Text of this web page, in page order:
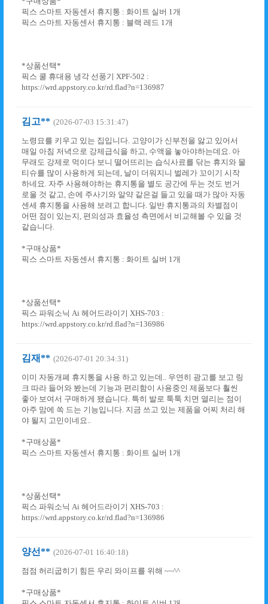
픽스 스마트 자동센서 휴지통 : 화이트 실버 1개
픽스 스마트 자동센서 휴지통 : 블랙 레드 1개
*상품선택*
픽스 쿨 휴대용 냉각 선풍기 XPF-502 :
https://wrd.appstory.co.kr/rd.flad?n=136987
김고** (2026-07-03 15:31:47)
노령묘를 키우고 있는 집입니다. 고양이가 신부전을 앓고 있어서
매일 아침 저녁으로 강제급식을 하고, 수액을 놓아야하는데요. 아
무래도 강제로 먹이다 보니 떨어뜨리는 습식사료를 닦는 휴지와 물
티슈를 많이 사용하게 되는데, 날이 더워지니 벌레가 꼬이기 시작
하네요. 자주 사용해야하는 휴지통을 별도 공간에 두는 것도 번거
로울 것 같고, 손에 주사기와 알약 같은걸 들고 있을 때가 많아 자동
센세 휴지통을 사용해 보려고 합니다. 일반 휴지통과의 차별점이
어떤 점이 있는지, 편의성과 효율성 측면에서 비교해볼 수 있을 것
같습니다.
*구매상품*
픽스 스마트 자동센서 휴지통 : 화이트 실버 1개
*상품선택*
픽스 파워소닉 Ai 헤어드라이기 XHS-703 :
https://wrd.appstory.co.kr/rd.flad?n=136986
김재** (2026-07-01 20:34:31)
이미 자동개폐 휴지통을 사용 하고 있는데.. 우연히 광고를 보고 링
크 따라 들어와 봤는데 기능과 편리함이 사용중인 제품보다 훨씬
좋아 보여서 구매하게 됐습니다. 특히 발로 툭툭 치면 열리는 점이
아주 맘에 쏙 드는 기능입니다. 지금 쓰고 있는 제품을 어찌 처리 해
야 될지 고민이네요..
*구매상품*
픽스 스마트 자동센서 휴지통 : 화이트 실버 1개
*상품선택*
픽스 파워소닉 Ai 헤어드라이기 XHS-703 :
https://wrd.appstory.co.kr/rd.flad?n=136986
양선** (2026-07-01 16:40:18)
점점 허리굽히기 힘든 우리 와이프를 위해 ~~^^
*구매상품*